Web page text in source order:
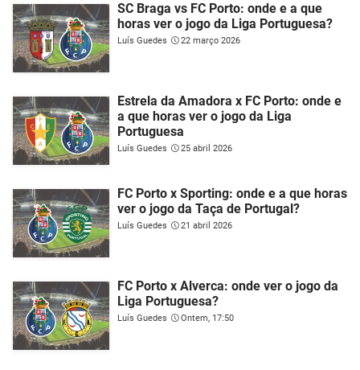
SC Braga vs FC Porto: onde e a que
horas ver o jogo da Liga Portuguesa?
Luís Guedes 22 março 2026
Estrela da Amadora x FC Porto: onde e
a que horas ver o jogo da Liga
Portuguesa
Luís Guedes 25 abril 2026
FC Porto x Sporting: onde e a que horas
ver o jogo da Taça de Portugal?
Luís Guedes 21 abril 2026
FC Porto x Alverca: onde ver o jogo da
Liga Portuguesa?
Luís Guedes Ontem, 17:50